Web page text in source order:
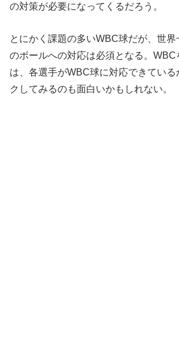
の対策が必要になってくるだろう。
とにかく課題の多いWBC球だが、世界
のボールへの対応は必須となる。WBC
は、各選手がWBC球に対応できている
クしてみるのも面白いかもしれない。